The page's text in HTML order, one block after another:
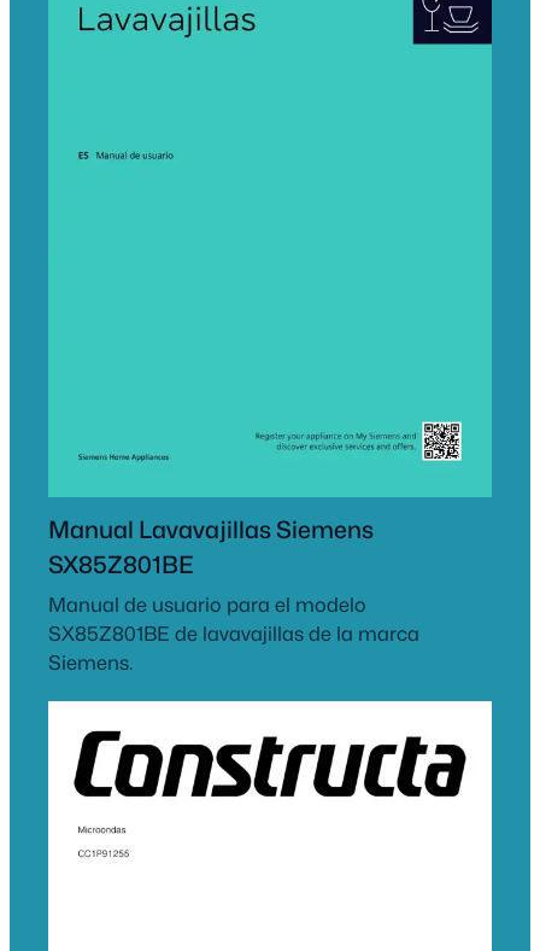
Manual Lavavajillas Siemens
SX85Z801BE
Manual de usuario para el modelo
SX85Z801BE de lavavajillas de la marca
Siemens.